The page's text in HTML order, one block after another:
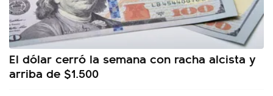
El dólar cerró la semana con racha alcista y
arriba de $1.500